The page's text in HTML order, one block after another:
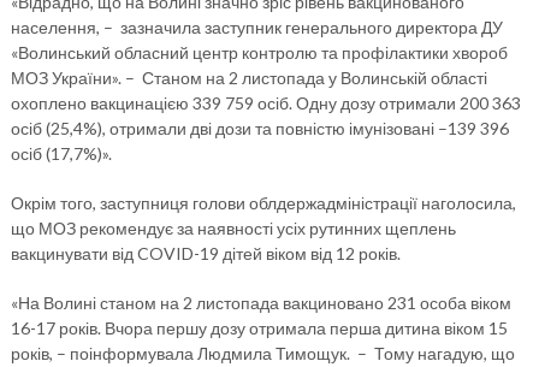
населення, – зазначила заступник генерального директора ДУ
«Волинський обласний центр контролю та профілактики хвороб
МОЗ України». – Станом на 2 листопада у Волинській області
охоплено вакцинацією 339 759 осіб. Одну дозу отримали 200 363
осіб (25,4%), отримали дві дози та повністю імунізовані –139 396
осіб (17,7%)».
Окрім того, заступниця голови облдержадміністрації наголосила,
що МОЗ рекомендує за наявності усіх рутинних щеплень
вакцинувати від COVID-19 дітей віком від 12 років.
«На Волині станом на 2 листопада вакциновано 231 особа віком
16-17 років. Вчора першу дозу отримала перша дитина віком 15
років, – поінформувала Людмила Тимощук. – Тому нагадую, що